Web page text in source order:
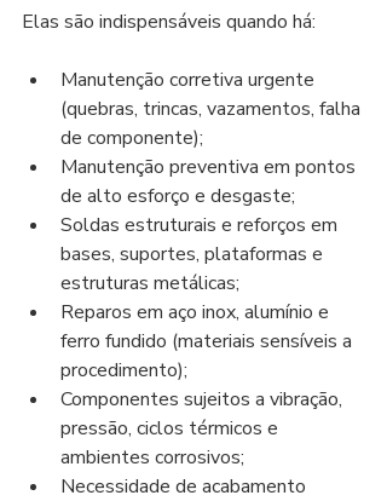
Elas são indispensáveis quando há:
Manutenção corretiva urgente
(quebras, trincas, vazamentos, falha
de componente);
Manutenção preventiva em pontos
de alto esforço e desgaste;
Soldas estruturais e reforços em
bases, suportes, plataformas e
estruturas metálicas;
Reparos em aço inox, alumínio e
ferro fundido (materiais sensíveis a
procedimento);
Componentes sujeitos a vibração,
pressão, ciclos térmicos e
ambientes corrosivos;
Necessidade de acabamento